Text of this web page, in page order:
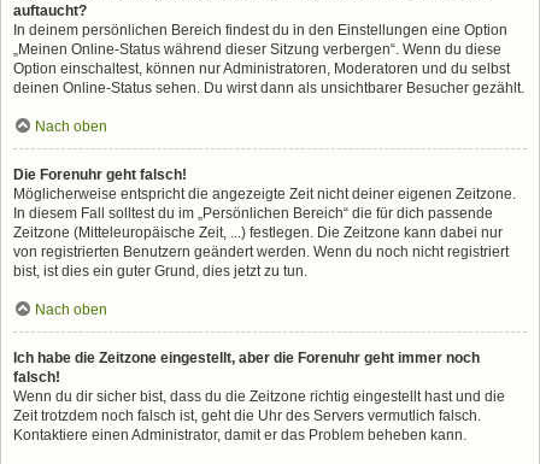
auftaucht?
In deinem persönlichen Bereich findest du in den Einstellungen eine Option
„Meinen Online-Status während dieser Sitzung verbergen“. Wenn du diese
Option einschaltest, können nur Administratoren, Moderatoren und du selbst
deinen Online-Status sehen. Du wirst dann als unsichtbarer Besucher gezählt.
Nach oben
Die Forenuhr geht falsch!
Möglicherweise entspricht die angezeigte Zeit nicht deiner eigenen Zeitzone.
In diesem Fall solltest du im „Persönlichen Bereich“ die für dich passende
Zeitzone (Mitteleuropäische Zeit, ...) festlegen. Die Zeitzone kann dabei nur
von registrierten Benutzern geändert werden. Wenn du noch nicht registriert
bist, ist dies ein guter Grund, dies jetzt zu tun.
Nach oben
Ich habe die Zeitzone eingestellt, aber die Forenuhr geht immer noch
falsch!
Wenn du dir sicher bist, dass du die Zeitzone richtig eingestellt hast und die
Zeit trotzdem noch falsch ist, geht die Uhr des Servers vermutlich falsch.
Kontaktiere einen Administrator, damit er das Problem beheben kann.